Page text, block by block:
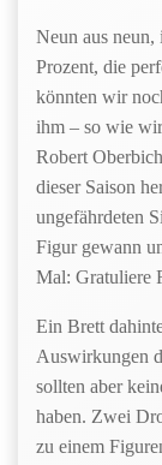
Neun aus neun,
Prozent, die
könnten wir
ihm – so wie
Robert
dieser Saison
ungefährdeten
Figur gewann
Mal: Gratuliere
Ein Brett
Auswirkungen
sollten aber
haben. Zwei
zu einem